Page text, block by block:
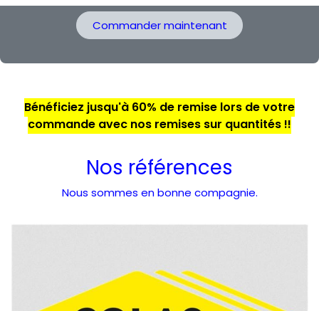
Commander maintenant
Bénéficiez jusqu'à 60% de remise lors de votre
commande avec nos remises sur quantités !!
Nos références
Nous sommes en bonne compagnie.